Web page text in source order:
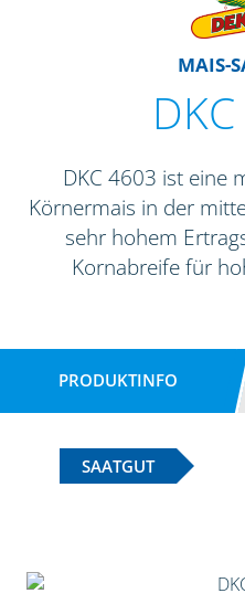
MAIS-
DKC 4603 ist eine
Körnermais in der
sehr hohem
Kornabreife für
PRODUKTINFO
SAATGUT